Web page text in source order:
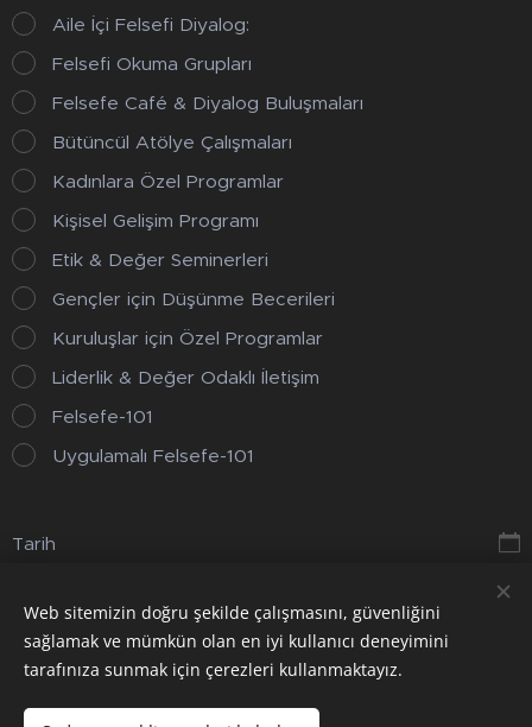
Aile İçi Felsefi Diyalog:
Felsefi Okuma Grupları
Felsefe Café & Diyalog Buluşmaları
Bütüncül Atölye Çalışmaları
Kadınlara Özel Programlar
Kişisel Gelişim Programı
Etik & Değer Seminerleri
Gençler için Düşünme Becerileri
Kuruluşlar için Özel Programlar
Liderlik & Değer Odaklı İletişim
Felsefe-101
Uygulamalı Felsefe-101
Tarih
Gönder
Web sitemizin doğru şekilde çalışmasını, güvenliğini
sağlamak ve mümkün olan en iyi kullanıcı deneyimini
tarafınıza sunmak için çerezleri kullanmaktayız.